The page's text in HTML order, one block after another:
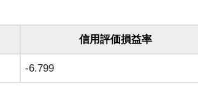
信用評価損益率
-6.799